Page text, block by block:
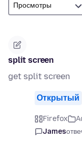
split screen
get split screen
Открытый
Firefox
James